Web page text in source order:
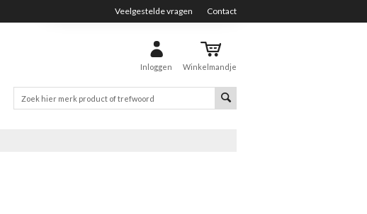
Veelgestelde vragen Contact
Inloggen Winkelmandje